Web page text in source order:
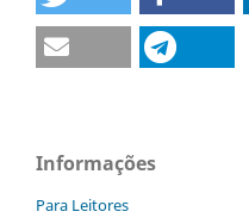
Informações
Para Leitores